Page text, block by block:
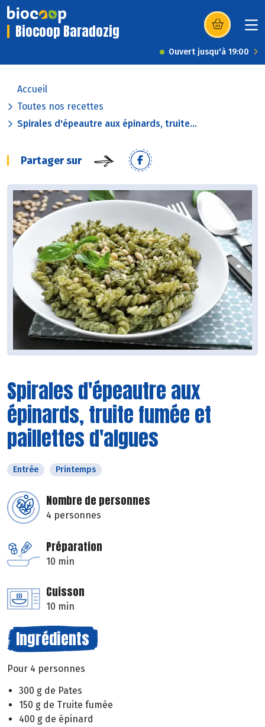
Biocoop Baradozig (s’ouvre dans
Ouvert jusqu'à 19:00
Accueil
Toutes nos recettes
Spirales d'épeautre aux épinards, truite...
Partager sur
Spirales d'épeautre aux
épinards, truite fumée et
paillettes d'algues
Entrée Printemps
Nombre de personnes
4 personnes
Préparation
10 min
Cuisson
10 min
Ingrédients
Pour 4 personnes
300 g de Pates
150 g de Truite fumée
400 g de épinard